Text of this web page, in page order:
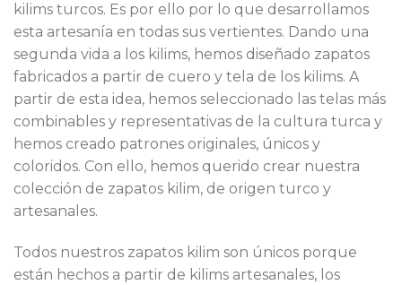
kilims turcos. Es por ello por lo que desarrollamos
esta artesanía en todas sus vertientes. Dando una
segunda vida a los kilims, hemos diseñado zapatos
fabricados a partir de cuero y tela de los kilims. A
partir de esta idea, hemos seleccionado las telas más
combinables y representativas de la cultura turca y
hemos creado patrones originales, únicos y
coloridos. Con ello, hemos querido crear nuestra
colección de zapatos kilim, de origen turco y
artesanales.
Todos nuestros zapatos kilim son únicos porque
están hechos a partir de kilims artesanales, los